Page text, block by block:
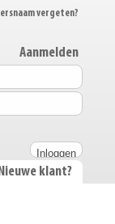
vergeten?
Aanmelden
klant?